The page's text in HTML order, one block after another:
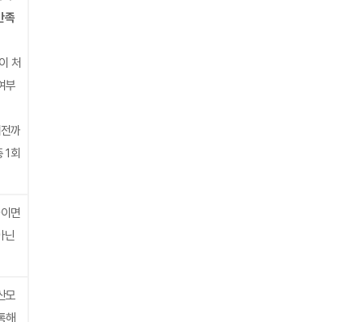
족
처
부
까
1회
면
닌
모
해